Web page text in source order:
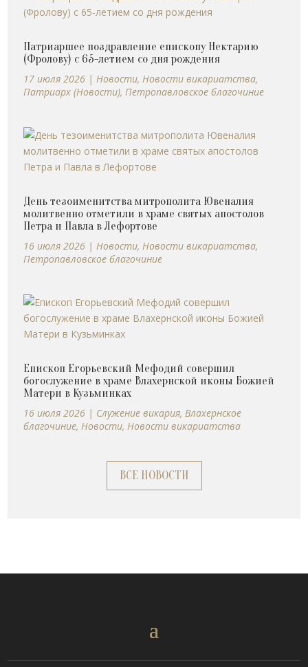
Патриаршее поздравление епископу Нектарию
(Фролову) с 65-летием со дня рождения
17 июля 2026 | Новости, Новости викариатства,
Патриарх (Новости), Петропавловское благочиние
День тезоименитства митрополита Ювеналия
молитвенно отметили в храме святых апостолов
Петра и Павла в Лефортове
16 июля 2026 | Новости, Новости викариатства,
Петропавловское благочиние
Епископ Егорьевский Мефодий совершил
богослужение в храме Влахернской иконы Божией
Матери в Кузьминках
16 июля 2026 | Cлужение викария, Влахернское
благочиние, Новости, Новости викариатства
ВСЕ НОВОСТИ